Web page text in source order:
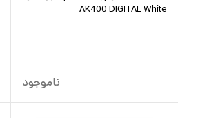
AK400 DIGITAL White
ناموجود